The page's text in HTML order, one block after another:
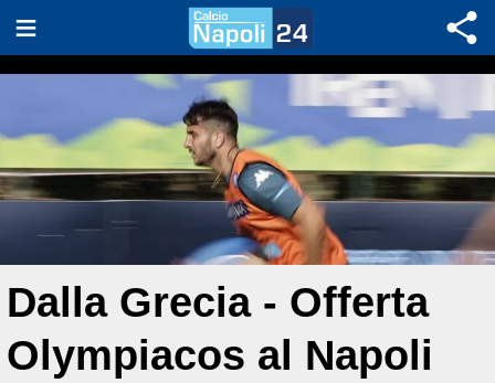
Dalla Grecia - Offerta
Olympiacos al Napoli